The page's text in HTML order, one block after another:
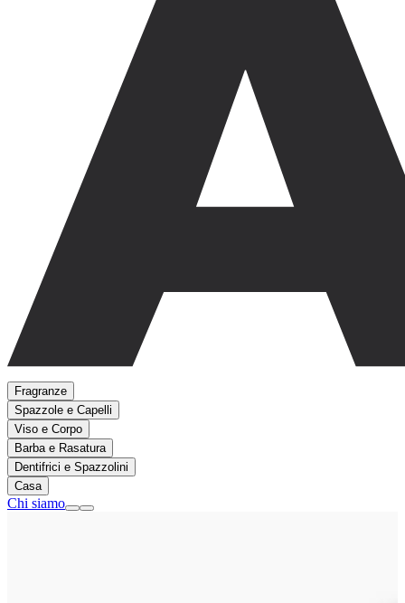
Fragranze
Spazzole e Capelli
Viso e Corpo
Barba e Rasatura
Dentifrici e Spazzolini
Casa
Chi siamo